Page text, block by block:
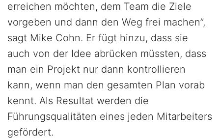
erreichen möchten, dem Team die Ziele
vorgeben und dann den Weg frei machen”,
sagt Mike Cohn. Er fügt hinzu, dass sie
auch von der Idee abrücken müssten, dass
man ein Projekt nur dann kontrollieren
kann, wenn man den gesamten Plan vorab
kennt. Als Resultat werden die
Führungsqualitäten eines jeden Mitarbeiters
gefördert.